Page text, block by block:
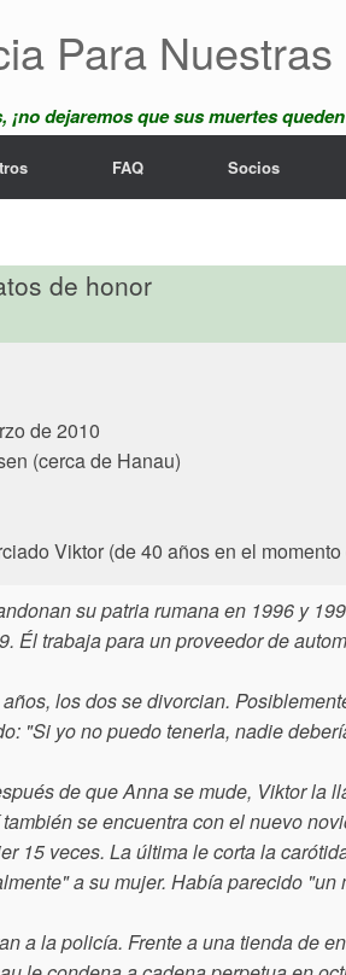
Para Nuestras
¡no dejaremos que sus muertes
FAQ Socios
de honor
de 2010
(cerca de Hanau)
Viktor (de 40 años en el
su patria rumana en 1996 y
Él trabaja para un proveedor de
los dos se divorcian.
"Si yo no puedo tenerla, nadie
de que Anna se mude, Viktor la
se encuentra con el nuevo
15 veces. La última le corta la
a su mujer. Había parecido "un
a la policía. Frente a una tienda de